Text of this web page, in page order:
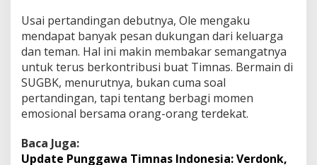
Usai pertandingan debutnya, Ole mengaku
mendapat banyak pesan dukungan dari keluarga
dan teman. Hal ini makin membakar semangatnya
untuk terus berkontribusi buat Timnas. Bermain di
SUGBK, menurutnya, bukan cuma soal
pertandingan, tapi tentang berbagi momen
emosional bersama orang-orang terdekat.
Baca Juga:
Update Punggawa Timnas Indonesia: Verdonk,